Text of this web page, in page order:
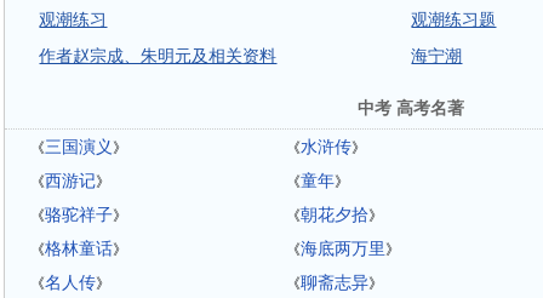
观潮练习
观潮练习题
作者赵宗成、朱明元及相关资料
海宁潮
中考 高考名著
《三国演义 》 《水浒传》
《西游记》 《童年》
《骆驼祥子》 《朝花夕拾》
《格林童话》 《海底两万里 》
《名人传》 《聊斋志异》